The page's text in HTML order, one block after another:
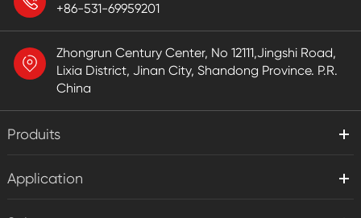
+86-531-69959201
Zhongrun Century Center, No 12111,Jingshi Road,
Lixia District, Jinan City, Shandong Province. P.R.
China
Produits
Application